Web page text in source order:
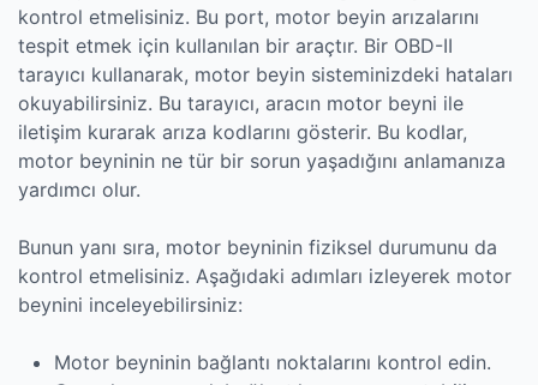
kontrol etmelisiniz. Bu port, motor beyin arızalarını
tespit etmek için kullanılan bir araçtır. Bir OBD-II
tarayıcı kullanarak, motor beyin sisteminizdeki hataları
okuyabilirsiniz. Bu tarayıcı, aracın motor beyni ile
iletişim kurarak arıza kodlarını gösterir. Bu kodlar,
motor beyninin ne tür bir sorun yaşadığını anlamanıza
yardımcı olur.
Bunun yanı sıra, motor beyninin fiziksel durumunu da
kontrol etmelisiniz. Aşağıdaki adımları izleyerek motor
beynini inceleyebilirsiniz:
Motor beyninin bağlantı noktalarını kontrol edin.